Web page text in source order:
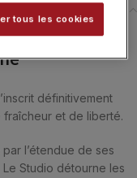
Coussin
définitivement
et de liberté.
l’étendue de ses
Studio détourne les
tous les cookies